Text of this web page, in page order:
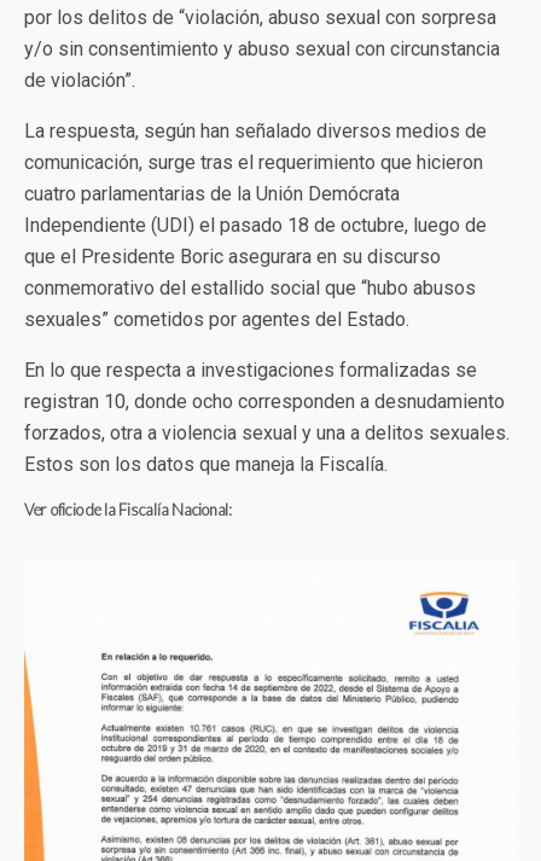
por los delitos de “violación, abuso sexual con sorpresa
y/o sin consentimiento y abuso sexual con circunstancia
de violación”.
La respuesta, según han señalado diversos medios de
comunicación, surge tras el requerimiento que hicieron
cuatro parlamentarias de la Unión Demócrata
Independiente (UDI) el pasado 18 de octubre, luego de
que el Presidente Boric asegurara en su discurso
conmemorativo del estallido social que “hubo abusos
sexuales” cometidos por agentes del Estado.
En lo que respecta a investigaciones formalizadas se
registran 10, donde ocho corresponden a desnudamiento
forzados, otra a violencia sexual y una a delitos sexuales.
Estos son los datos que maneja la Fiscalía.
Ver oficio de la Fiscalía Nacional: